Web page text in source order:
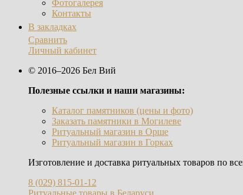
Фотогалерея
Контакты
В закладках
Сравнить
Личный кабинет
© 2016–2026 Бел Вий
Полезные ссылки и наши магазины:
Каталог памятников (цены и фото)
Заказать памятники в Могилеве
Ритуальный магазин в Орше
Ритуальный магазин в Горках
Изготовление и доставка ритуальных товаров по
8 (029) 815-01-12
Ритуальные товары в Беларуси